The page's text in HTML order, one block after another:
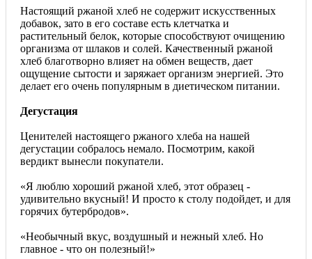
Настоящий ржаной хлеб не содержит искусственных
добавок, зато в его составе есть клетчатка и
растительный белок, которые способствуют очищению
организма от шлаков и солей. Качественный ржаной
хлеб благотворно влияет на обмен веществ, дает
ощущение сытости и заряжает организм энергией. Это
делает его очень популярным в диетическом питании.
Дегустация
Ценителей настоящего ржаного хлеба на нашей
дегустации собралось немало. Посмотрим, какой
вердикт вынесли покупатели.
«Я люблю хороший ржаной хлеб, этот образец -
удивительно вкусный! И просто к столу подойдет, и для
горячих бутербродов».
«Необычный вкус, воздушный и нежный хлеб. Но
главное - что он полезный!»